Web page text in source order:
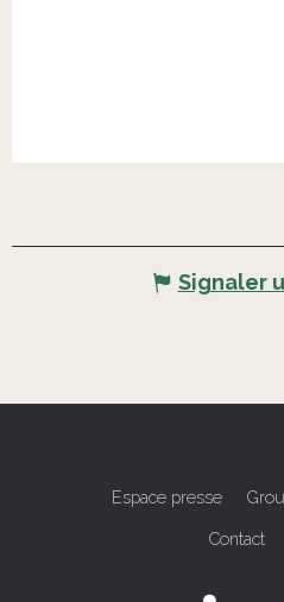
Signaler
Espace presse
Contact